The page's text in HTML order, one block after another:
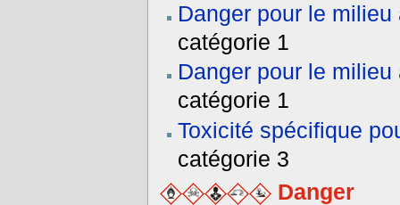
Danger pour le milieu
catégorie 1
Danger pour le milieu
catégorie 1
Toxicité spécifique
catégorie 3
Danger